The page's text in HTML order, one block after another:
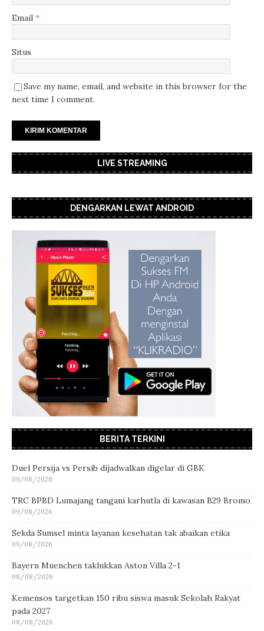
Email *
Situs
Save my name, email, and website in this browser for the
next time I comment.
LIVE STREAMING
DENGARKAN LEWAT ANDROID
BERITA TERKINI
Duel Persija vs Persib dijadwalkan digelar di GBK
09/08/2026
TRC BPBD Lumajang tangani karhutla di kawasan B29 Bromo
09/08/2026
Sekda Sumsel minta layanan kesehatan tak abaikan etika
09/08/2026
Bayern Muenchen taklukkan Aston Villa 2-1
08/08/2026
Kemensos targetkan 150 ribu siswa masuk Sekolah Rakyat
pada 2027
08/08/2026